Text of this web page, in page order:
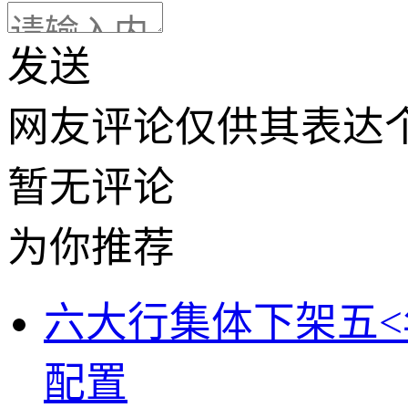
发送
网友评论仅供其表达
暂无评论
为你推荐
六大行集体下架五
配置